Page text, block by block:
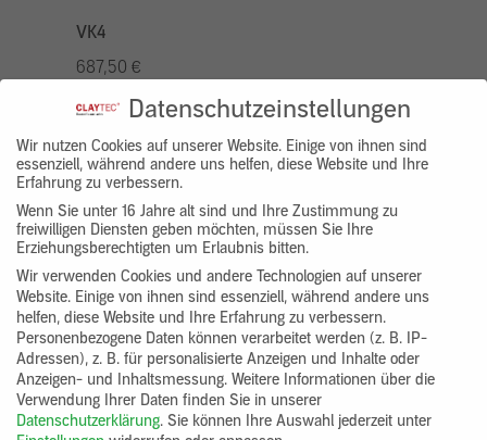
VK4
687,50 €
VK5
875,01 €
VK7
625,00 €
Gruppenprodukt
yosima_designputz_bigb
Datenschutzeinstellungen
Wir nutzen Cookies auf unserer Website. Einige von ihnen sind
essenziell, während andere uns helfen, diese Website und Ihre
Erfahrung zu verbessern.
Wenn Sie unter 16 Jahre alt sind und Ihre Zustimmung zu
freiwilligen Diensten geben möchten, müssen Sie Ihre
Erziehungsberechtigten um Erlaubnis bitten.
Wir verwenden Cookies und andere Technologien auf unserer
Website. Einige von ihnen sind essenziell, während andere uns
helfen, diese Website und Ihre Erfahrung zu verbessern.
Personenbezogene Daten können verarbeitet werden (z. B. IP-
Adressen), z. B. für personalisierte Anzeigen und Inhalte oder
Anzeigen- und Inhaltsmessung. Weitere Informationen über die
Verwendung Ihrer Daten finden Sie in unserer
Datenschutzerklärung. Sie können Ihre Auswahl jederzeit unter